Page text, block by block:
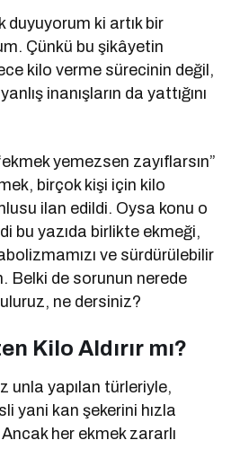
duyuyorum ki artık bir
Çünkü bu şikâyetin
kilo verme sürecinin değil,
inanışların da yattığını
yemezsen zayıflarsın”
birçok kişi için kilo
ilan edildi. Oysa konu o
bu yazıda birlikte ekmeği,
ve sürdürülebilir
Belki de sorunun nerede
ne dersiniz?
Kilo Aldırır mı?
unla yapılan türleriyle,
yani kan şekerini hızla
her ekmek zararlı